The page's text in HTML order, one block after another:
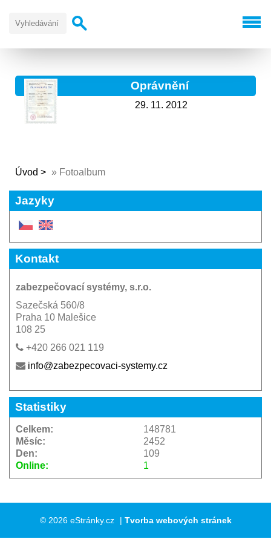
Oprávnění
29. 11. 2012
Úvod » Fotoalbum
Jazyky
Kontakt
zabezpečovací systémy, s.r.o.
Sazečská 560/8
Praha 10 Malešice
108 25
+420 266 021 119
info@zabezpecovaci-systemy.cz
Statistiky
Online: 1
Celkem:
148781
Měsíc:
2452
Den:
109
© 2026 eStránky.cz | Tvorba webových stránek